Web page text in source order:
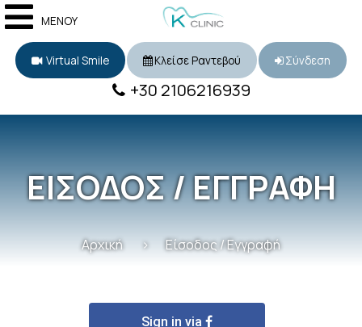
ΜΕΝΟΥ
Virtual Smile Κλείσε Ραντεβού Σύνδεση
+30 2106216939
ΕΙΣΟΔΟΣ / ΕΓΓΡΑΦΗ
Αρχική Είσοδος / Εγγραφή
Sign in via